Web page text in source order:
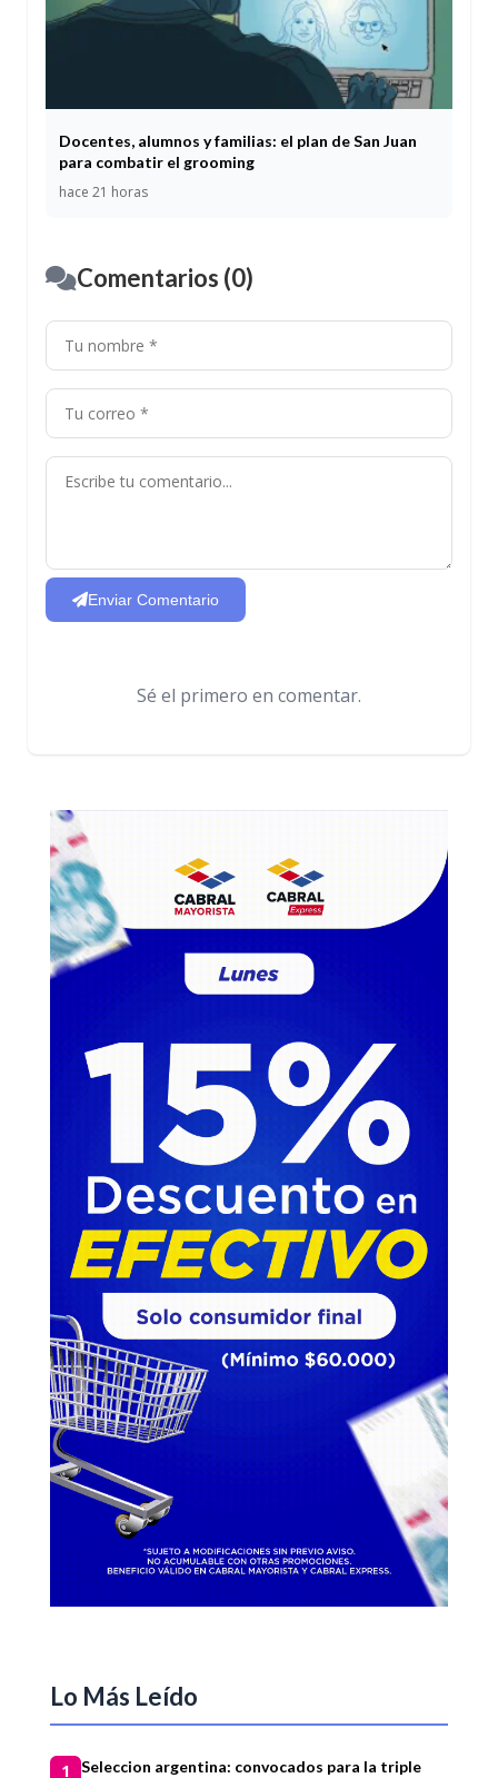
Docentes, alumnos y familias: el plan de San Juan
para combatir el grooming
hace 21 horas
Comentarios (0)
Enviar Comentario
Sé el primero en comentar.
Lo Más Leído
1
Seleccion argentina: convocados para la triple